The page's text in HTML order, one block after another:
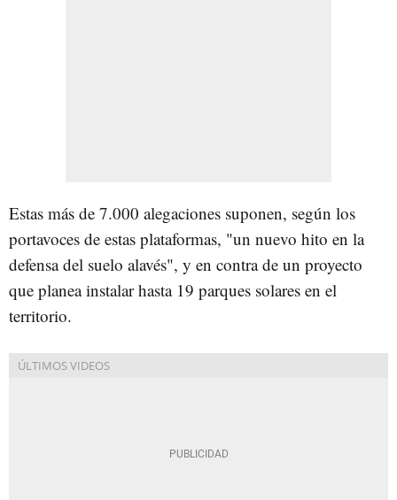
Estas más de 7.000 alegaciones suponen, según los
portavoces de estas plataformas, "un nuevo hito en la
defensa del suelo alavés", y en contra de un proyecto
que planea instalar hasta 19 parques solares en el
territorio.